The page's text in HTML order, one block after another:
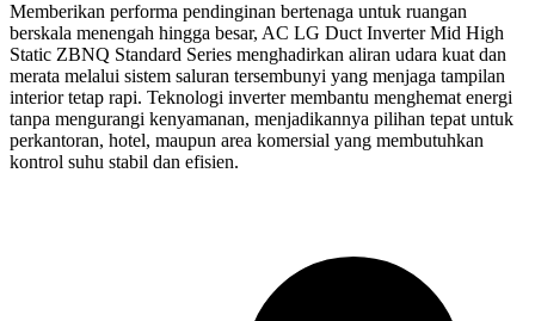
Memberikan performa pendinginan bertenaga untuk ruangan
berskala menengah hingga besar, AC LG Duct Inverter Mid High
Static ZBNQ Standard Series menghadirkan aliran udara kuat dan
merata melalui sistem saluran tersembunyi yang menjaga tampilan
interior tetap rapi. Teknologi inverter membantu menghemat energi
tanpa mengurangi kenyamanan, menjadikannya pilihan tepat untuk
perkantoran, hotel, maupun area komersial yang membutuhkan
kontrol suhu stabil dan efisien.